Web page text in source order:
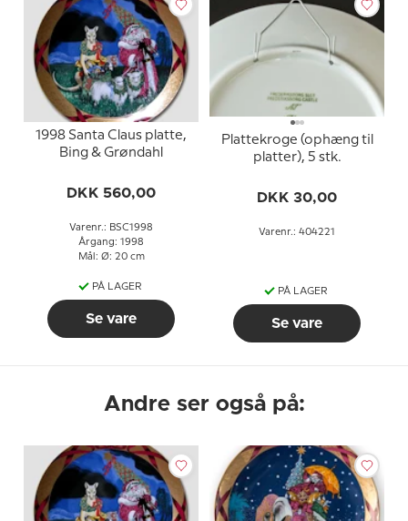
1998 Santa Claus platte,
Bing & Grøndahl
DKK 560,00
Varenr.: BSC1998
Årgang: 1998
Mål: Ø: 20 cm
PÅ LAGER
Se vare
Plattekroge (ophæng til
platter), 5 stk.
DKK 30,00
Varenr.: 404221
PÅ LAGER
Se vare
Andre ser også på: